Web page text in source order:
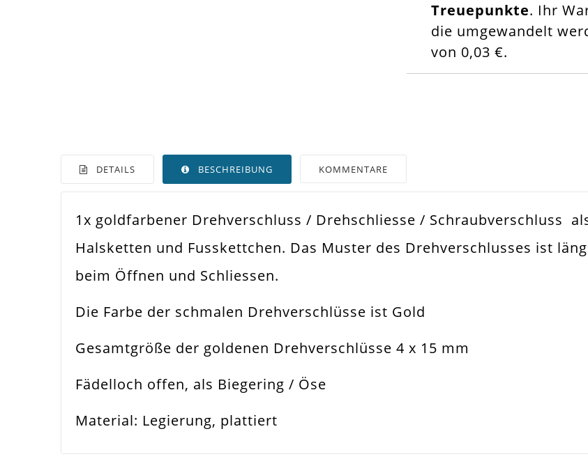
Treuepunkte. Ihr
die umgewandelt
von 0,03 €.
DETAILS BESCHREIBUNG KOMMENTARE
Farbe
Gold
Innendurchmesser
Material
Metall Legierung
1x goldfarbener Drehverschluss / Drehschliesse / Schraubverschluss
Halsketten und Fusskettchen. Das Muster des Drehverschlusses ist
beim Öffnen und Schliessen.
Die Farbe der schmalen Drehverschlüsse ist Gold
Gesamtgröße der goldenen Drehverschlüsse 4 x 15 mm
Fädelloch offen, als Biegering / Öse
Material: Legierung, plattiert